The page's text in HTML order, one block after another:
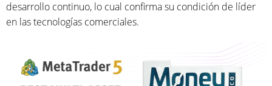
desarrollo continuo, lo cual confirma su condición de líder
en las tecnologías comerciales.